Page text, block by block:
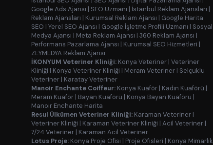
Google Ads Ajansı | SEO Uzmanı | İstanbul Reklam Ajansları |
Reklam Ajansları | Kurumsal Reklam Ajansı | Google Harita
SEO | Yerel SEO Ajansı | Google İşletme Profili Uzmanı | Sosyal
Medya Ajansı | Meta Reklam Ajansı | 360 Reklam Ajansı |
Performans Pazarlama Ajansı | Kurumsal SEO Hizmetleri |
ZEYMEDYA Reklam Ajansı
İKONYUM Veteriner Kliniği: Konya Veteriner | Veteriner
Kliniği | Konya Veteriner Kliniği | Meram Veteriner | Selçuklu
Veteriner | Karatay Veteriner
Manoir Enchante Coiffeur: Konya Kuaför | Kadın Kuaförü |
Meram Kuaför | Bayan Kuaförü | Konya Bayan Kuaförü |
Manoir Enchante Harita
Resul Ülkümen Veteriner Kliniği: Karaman Veteriner |
Veteriner Kliniği | Karaman Veteriner Kliniği | Acil Veteriner |
7/24 Veteriner | Karaman Acil Veteriner
Lotus Proje: Konya Proje Ofisi | Proje Ofisleri | Konya Mimarlık